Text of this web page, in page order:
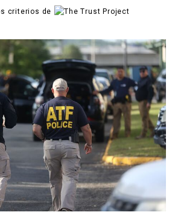
criterios de